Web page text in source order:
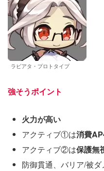
ラビアタ・プロトタイプ
強そうポイント
火力が高い
アクティブ①は消費
アクティブ②は保護無
防御貫通、バリア/被ダ